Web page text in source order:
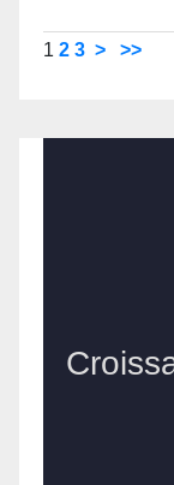
1 2 3 > >>